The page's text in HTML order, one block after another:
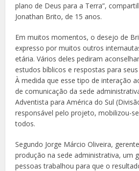
plano de Deus para a Terra”,
Jonathan Brito, de 15 anos.
Em muitos momentos, o desejo de
expresso por muitos outros
etária. Vários deles pediram
estudos bíblicos e respostas para
À medida que esse tipo de interação
de comunicação da sede
Adventista para América do Sul
responsável pelo projeto, mobilizou-
todos.
Segundo Jorge Márcio Oliveira,
produção na sede administrativa, um
pessoas trabalhou para que o